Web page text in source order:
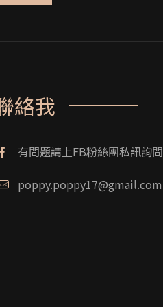
絡我
有問題請上FB粉絲團私訊詢問
poppy.poppy17@gmail.com